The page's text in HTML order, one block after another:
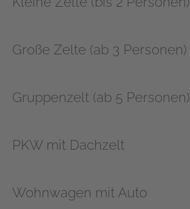
Große Zelte (ab 3 Personen)
Gruppenzelt (ab 5 Personen)
PKW mit Dachzelt
Wohnwagen mit Auto